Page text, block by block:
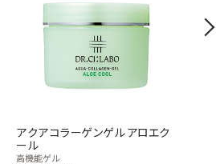
アクアコラーゲンゲル アロエク
ール
高機能ゲル
Next